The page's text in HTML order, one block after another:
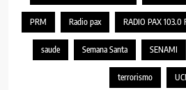
PRM Radio pax RADIO PAX 103.0
saude Semana Santa SENAMI
terrorismo